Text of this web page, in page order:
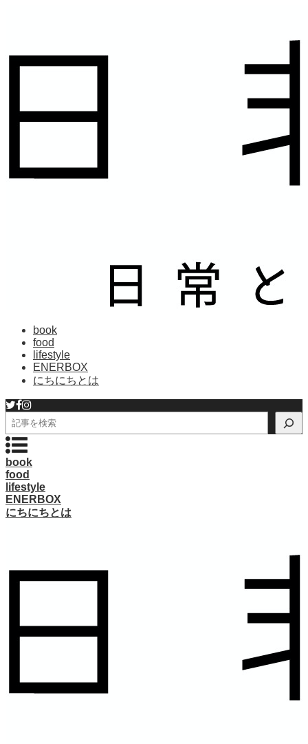
book
food
lifestyle
ENERBOX
にちにちとは
検
索
book
food
lifestyle
ENERBOX
にちにちとは